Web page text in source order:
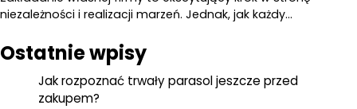
niezależności i realizacji marzeń. Jednak, jak każdy…
Ostatnie wpisy
Jak rozpoznać trwały parasol jeszcze przed
zakupem?